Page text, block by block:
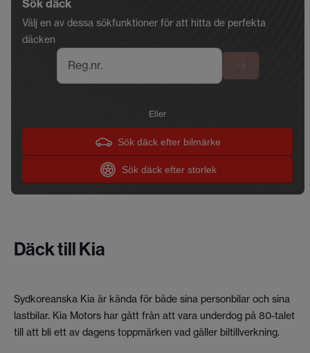
Sök däck
Välj en av dessa sökfunktioner för att hitta de perfekta
däcken
Reg.nr.
Eller
Sök däck efter bilmärke
Sök däck efter storlek
Däck till Kia
Sydkoreanska Kia är kända för både sina personbilar och sina
lastbilar. Kia Motors har gått från att vara underdog på 80-talet
till att bli ett av dagens toppmärken vad gäller biltillverkning.